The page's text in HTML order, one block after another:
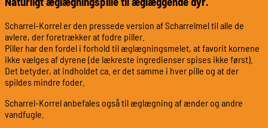
Scharrel-Korrel er den pressede version af Scharrelmel til alle de
avlere, der foretrækker at fodre piller.
Piller har den fordel i forhold til æglægningsmelet, at favorit kornene
ikke vælges af dyrene (de lækreste ingredienser spises ikke først).
Det betyder, at indholdet ca. er det samme i hver pille og at der
spildes mindre foder.
Scharrel-Korrel anbefales også til æglægning af ænder og andre
vandfugle.